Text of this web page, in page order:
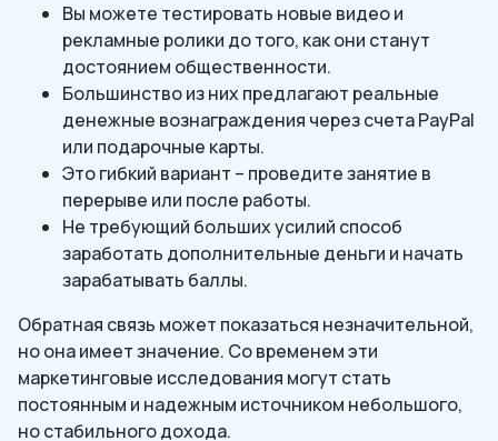
Вы можете тестировать новые видео и
рекламные ролики до того, как они станут
достоянием общественности.
Большинство из них предлагают реальные
денежные вознаграждения через счета PayPal
или подарочные карты.
Это гибкий вариант – проведите занятие в
перерыве или после работы.
Не требующий больших усилий способ
заработать дополнительные деньги и начать
зарабатывать баллы.
Обратная связь может показаться незначительной,
но она имеет значение. Со временем эти
маркетинговые исследования могут стать
постоянным и надежным источником небольшого,
но стабильного дохода.